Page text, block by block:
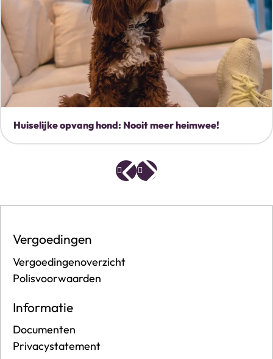
Huiselijke opvang hond: Nooit meer heimwee!
Vergoedingen
Vergoedingenoverzicht
Polisvoorwaarden
Informatie
Documenten
Privacystatement